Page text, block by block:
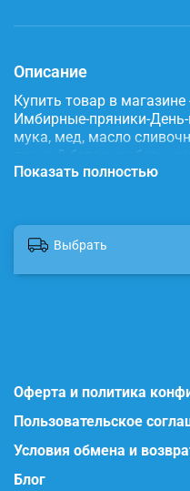
Описание
Купить товар в
Имбирные-пряники-
мука, мед, масло
яичный белок, имбирь,
красители.
Показать полностью
Выбрать
Оферта и политика
Пользовательское
Условия обмена и
Блог